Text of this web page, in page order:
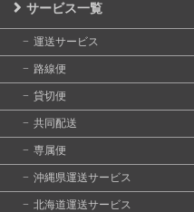
サービス一覧
運送サービス
路線便
貸切便
共同配送
専属便
沖縄県運送サービス
北海道運送サービス